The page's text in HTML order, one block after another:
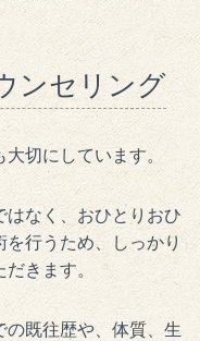
ンセリング
切にしています。
なく、おひとりおひ
を行うため、しっかり
きます。
既往歴や、体質、生